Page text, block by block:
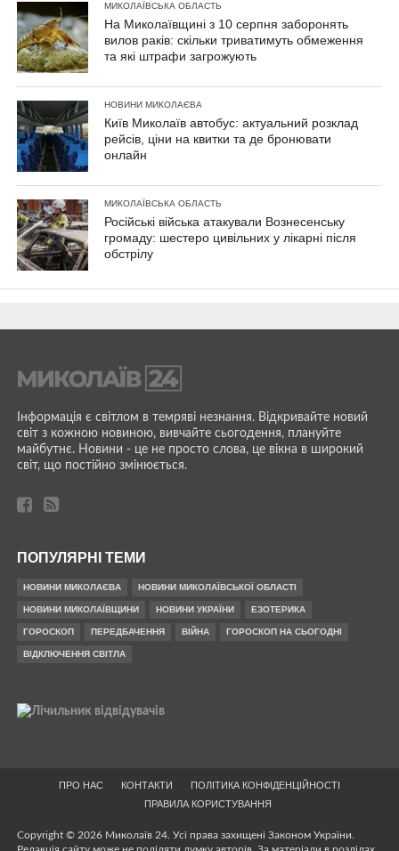
МИКОЛАЇВСЬКА ОБЛАСТЬ
На Миколаївщині з 10 серпня заборонять
вилов раків: скільки триватимуть обмеження
та які штрафи загрожують
НОВИНИ МИКОЛАЄВА
Київ Миколаїв автобус: актуальний розклад
рейсів, ціни на квитки та де бронювати
онлайн
МИКОЛАЇВСЬКА ОБЛАСТЬ
Російські війська атакували Вознесенську
громаду: шестеро цивільних у лікарні після
обстрілу
Інформація є світлом в темряві незнання. Відкривайте новий
світ з кожною новиною, вивчайте сьогодення, плануйте
майбутнє. Новини - це не просто слова, це вікна в широкий
світ, що постійно змінюється.
ПОПУЛЯРНІ ТЕМИ
НОВИНИ МИКОЛАЄВА НОВИНИ МИКОЛАЇВСЬКОЇ ОБЛАСТІ
НОВИНИ МИКОЛАЇВЩИНИ НОВИНИ УКРАЇНИ ЕЗОТЕРИКА
ГОРОСКОП ПЕРЕДБАЧЕННЯ ВІЙНА ГОРОСКОП НА СЬОГОДНІ
ВІДКЛЮЧЕННЯ СВІТЛА
ПРО НАС КОНТАКТИ
ПОЛІТИКА КОНФІДЕНЦІЙНОСТІ
ПРАВИЛА КОРИСТУВАННЯ
Copyright © 2026 Миколаїв 24. Усі права захищені Законом України.